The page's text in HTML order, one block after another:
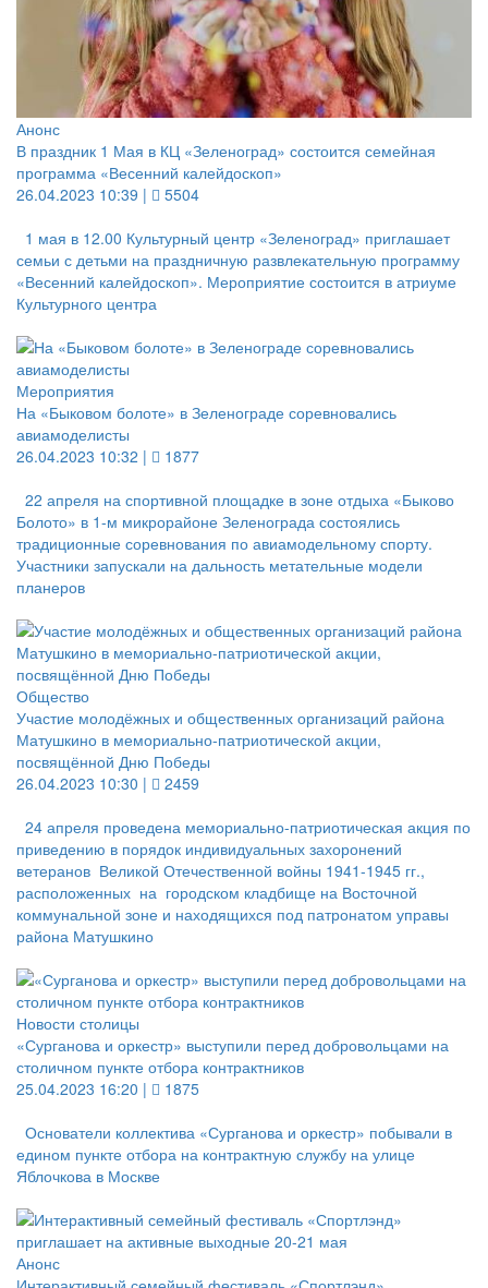
Анонс
В праздник 1 Мая в КЦ «Зеленоград» состоится семейная
программа «Весенний калейдоскоп»
26.04.2023 10:39 |
5504
1 мая в 12.00 Культурный центр «Зеленоград» приглашает
семьи с детьми на праздничную развлекательную программу
«Весенний калейдоскоп». Мероприятие состоится в атриуме
Культурного центра
Мероприятия
На «Быковом болоте» в Зеленограде соревновались
авиамоделисты
26.04.2023 10:32 |
1877
22 апреля на спортивной площадке в зоне отдыха «Быково
Болото» в 1-м микрорайоне Зеленограда состоялись
традиционные соревнования по авиамодельному спорту.
Участники запускали на дальность метательные модели
планеров
Общество
Участие молодёжных и общественных организаций района
Матушкино в мемориально-патриотической акции,
посвящённой Дню Победы
26.04.2023 10:30 |
2459
24 апреля проведена мемориально-патриотическая акция по
приведению в порядок индивидуальных захоронений
ветеранов Великой Отечественной войны 1941-1945 гг.,
расположенных на городском кладбище на Восточной
коммунальной зоне и находящихся под патронатом управы
района Матушкино
Новости столицы
«Сурганова и оркестр» выступили перед добровольцами на
столичном пункте отбора контрактников
25.04.2023 16:20 |
1875
Основатели коллектива «Сурганова и оркестр» побывали в
едином пункте отбора на контрактную службу на улице
Яблочкова в Москве
Анонс